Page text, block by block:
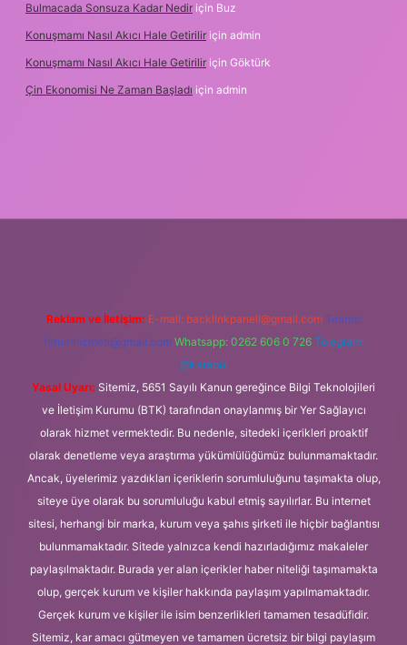
Bulmacada Sonsuza Kadar Nedir için Buz
Konuşmamı Nasıl Akıcı Hale Getirilir için admin
Konuşmamı Nasıl Akıcı Hale Getirilir için Göktürk
Çin Ekonomisi Ne Zaman Başladı için admin
Reklam ve İletişim: E-mail: backlinkpaneli@gmail.com Teams:
forumhizmeti@gmail.com Whatsapp: 0262 606 0 726 Telegram:
@karabul
Yasal Uyarı: Sitemiz, 5651 Sayılı Kanun gereğince Bilgi Teknolojileri
ve İletişim Kurumu (BTK) tarafından onaylanmış bir Yer Sağlayıcı
olarak hizmet vermektedir. Bu nedenle, sitedeki içerikleri proaktif
olarak denetleme veya araştırma yükümlülüğümüz bulunmamaktadır.
Ancak, üyelerimiz yazdıkları içeriklerin sorumluluğunu taşımakta olup,
siteye üye olarak bu sorumluluğu kabul etmiş sayılırlar. Bu internet
sitesi, herhangi bir marka, kurum veya şahıs şirketi ile hiçbir bağlantısı
bulunmamaktadır. Sitede yalnızca kendi hazırladığımız makaleler
paylaşılmaktadır. Burada yer alan içerikler haber niteliği taşımamakta
olup, gerçek kurum ve kişiler hakkında paylaşım yapılmamaktadır.
Gerçek kurum ve kişiler ile isim benzerlikleri tamamen tesadüfidir.
Sitemiz, kar amacı gütmeyen ve tamamen ücretsiz bir bilgi paylaşım